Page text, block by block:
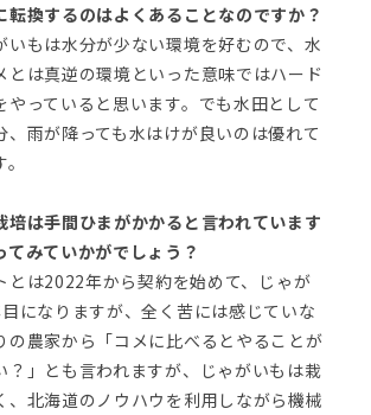
転換するのはよくあることなのですか？
いもは水分が少ない環境を好むので、水
とは真逆の環境といった意味ではハード
やっていると思います。でも水田として
、雨が降っても水はけが良いのは優れて
培は手間ひまがかかると言われています
てみていかがでしょう？
とは2022年から契約を始めて、じゃが
になりますが、全く苦には感じていな
の農家から「コメに比べるとやることが
？」とも言われますが、じゃがいもは栽
、北海道のノウハウを利用しながら機械